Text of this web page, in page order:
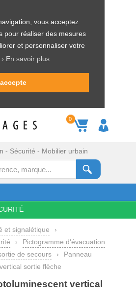
vous acceptez
pour réaliser des mesures
et personnaliser votre
› En savoir plus
0
- Sécurité - Mobilier urbain
et signalétique
›
›
Pictogramme d'évacuation
de secours ›
Panneau
sortie flèche
vertical